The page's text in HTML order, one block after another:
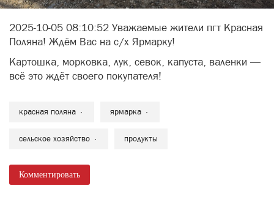
2025-10-05 08:10:52 Уважаемые жители пгт Красная
Поляна! Ждём Вас на с/х Ярмарку!
Картошка, морковка, лук, севок, капуста, валенки —
всё это ждёт своего покупателя!
красная поляна ярмарка
сельское хозяйство продукты
Комментировать